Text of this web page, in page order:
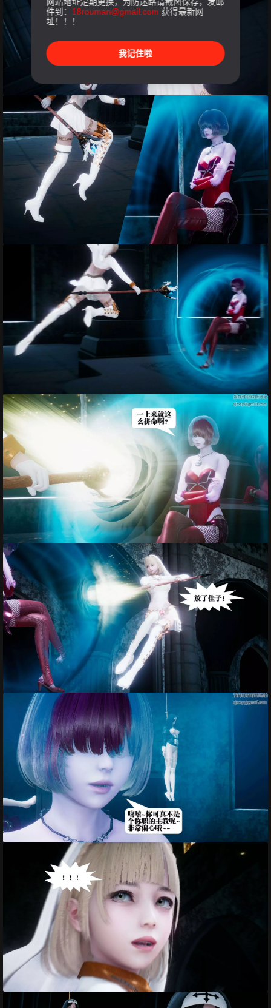
件到： 18rouman@gmail.com 获得最新网
址！！！
我记住啦